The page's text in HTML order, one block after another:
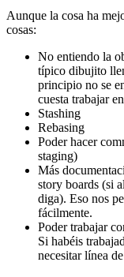
Aunque la cosa ha
cosas:
No entiendo la
típico dibujito
principio no se
cuesta trabajar
Stashing
Rebasing
Poder hacer
staging)
Más
story boards (si
diga). Eso nos
fácilmente.
Poder trabajar
Si habéis
necesitar línea